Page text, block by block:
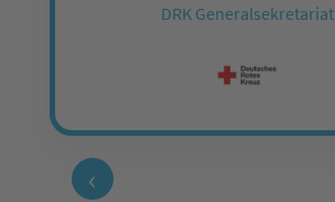
‹
DRK Generalsekretariat